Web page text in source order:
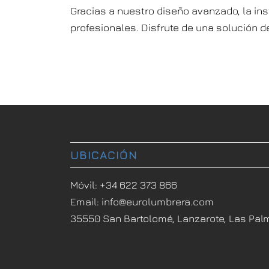
Gracias a nuestro diseño avanzado, la
profesionales. Disfrute de una solución
UBICACIÓN
Móvil: +34 622 373 866
Email: info@eurolumbrera.com
35550 San Bartolomé, Lanzarote, Las